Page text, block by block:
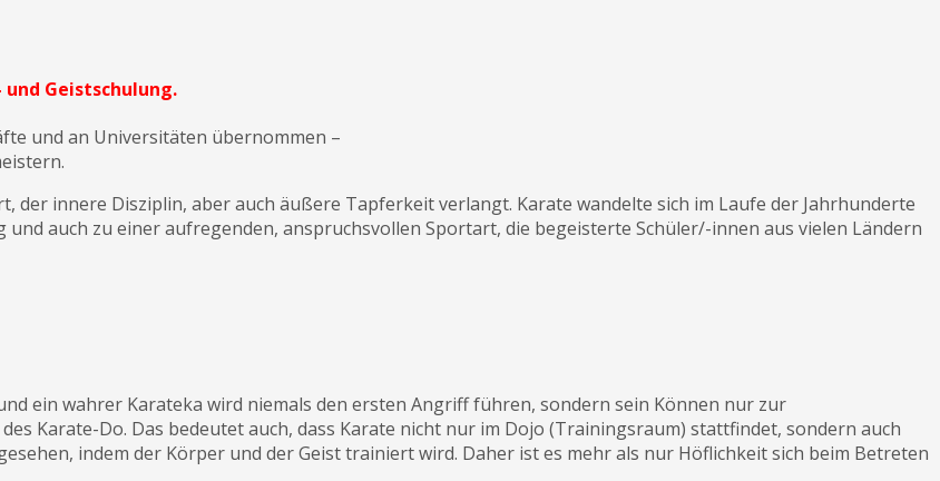
Geistschulung.
und an Universitäten übernommen –
innere Disziplin, aber auch äußere Tapferkeit verlangt. Karate wandelte sich im Laufe der Jahrhunderte
auch zu einer aufregenden, anspruchsvollen Sportart, die begeisterte Schüler/-innen aus vielen Ländern
ein wahrer Karateka wird niemals den ersten Angriff führen, sondern sein Können nur zur
Karate-Do. Das bedeutet auch, dass Karate nicht nur im Dojo (Trainingsraum) stattfindet, sondern auch
indem der Körper und der Geist trainiert wird. Daher ist es mehr als nur Höf­lichkeit sich beim Betreten